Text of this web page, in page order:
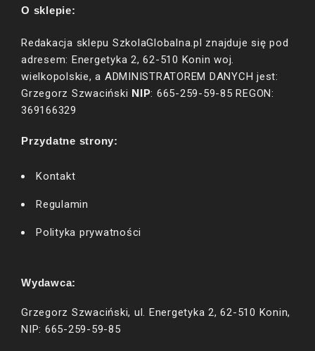
O sklepie:
Redakacja sklepu SzkolaGlobalna.pl znajduje się pod
adresem: Energetyka 2, 62-510 Konin woj.
wielkopolskie, a ADMINISTRATOREM DANYCH jest:
Grzegorz Szwaciński NIP: 665-259-59-85 REGON:
369166329
Przydatne strony:
Kontakt
Regulamin
Polityka prywatności
Wydawca:
Grzegorz Szwaciński, ul. Energetyka 2, 62-510 Konin,
NIP: 665-259-59-85